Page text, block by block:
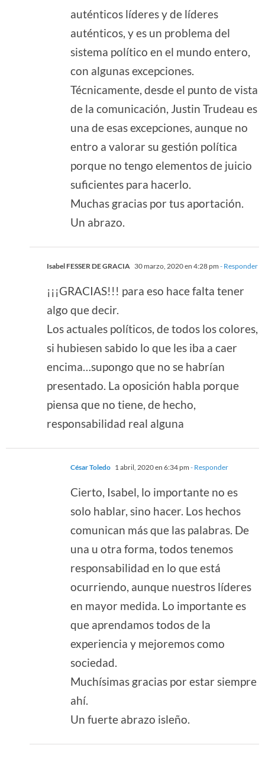
auténticos líderes y de líderes
auténticos, y es un problema del
sistema político en el mundo entero,
con algunas excepciones.
Técnicamente, desde el punto de vista
de la comunicación, Justin Trudeau es
una de esas excepciones, aunque no
entro a valorar su gestión política
porque no tengo elementos de juicio
suficientes para hacerlo.
Muchas gracias por tus aportación.
Un abrazo.
Isabel FESSER DE GRACIA 30 marzo, 2020 en 4:28 pm - Responder
¡¡¡GRACIAS!!! para eso hace falta tener
algo que decir.
Los actuales políticos, de todos los colores,
si hubiesen sabido lo que les iba a caer
encima…supongo que no se habrían
presentado. La oposición habla porque
piensa que no tiene, de hecho,
responsabilidad real alguna
César Toledo 1 abril, 2020 en 6:34 pm - Responder
Cierto, Isabel, lo importante no es
solo hablar, sino hacer. Los hechos
comunican más que las palabras. De
una u otra forma, todos tenemos
responsabilidad en lo que está
ocurriendo, aunque nuestros líderes
en mayor medida. Lo importante es
que aprendamos todos de la
experiencia y mejoremos como
sociedad.
Muchísimas gracias por estar siempre
ahí.
Un fuerte abrazo isleño.